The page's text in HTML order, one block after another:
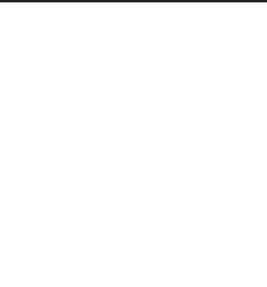
Artikel, Teile, Original und Bestell-Nr. dienen nur zu Vergleichszwecken und sind